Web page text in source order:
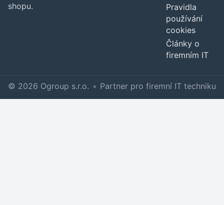
shopu.
Pravidla
používání
cookies
Články o
firemním IT
© 2026 Ogroup s.r.o. • Partner pro firemní IT techniku